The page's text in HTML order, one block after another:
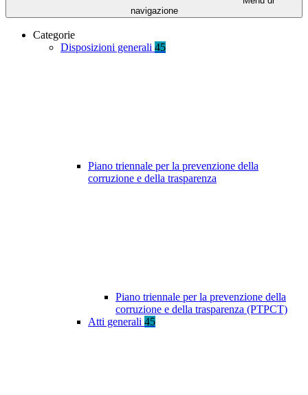
navigazione
Categorie
Disposizioni generali 45
Piano triennale per la prevenzione della
corruzione e della trasparenza
Piano triennale per la prevenzione della
corruzione e della trasparenza (PTPCT)
Atti generali 45